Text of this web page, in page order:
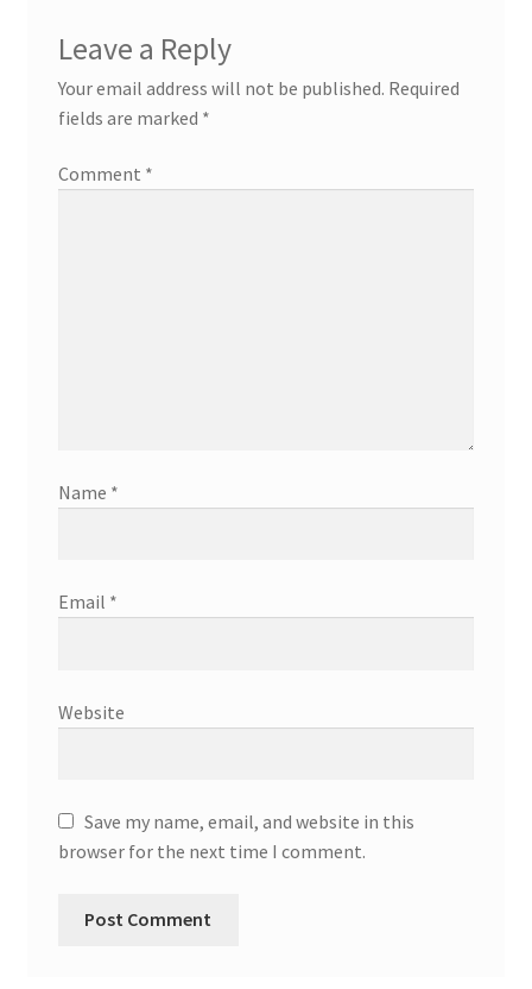
Leave a Reply
Your email address will not be published. Required
fields are marked *
Comment *
Name *
Email *
Website
Save my name, email, and website in this
browser for the next time I comment.